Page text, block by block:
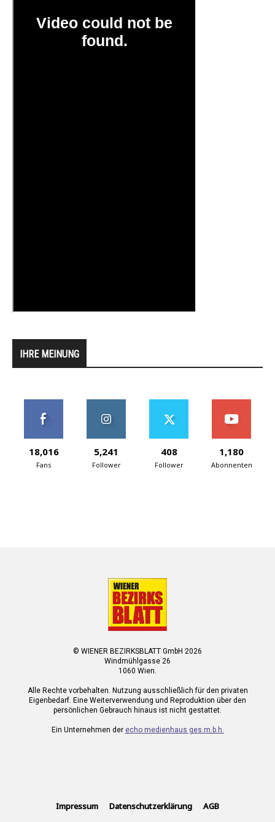
IHRE MEINUNG
18,016
Fans
5,241
Follower
408
Follower
1,180
Abonnenten
© WIENER BEZIRKSBLATT GmbH 2026
Windmühlgasse 26
1060 Wien.
Alle Rechte vorbehalten. Nutzung ausschließlich für den privaten
Eigenbedarf. Eine Weiterverwendung und Reproduktion über den
persönlichen Gebrauch hinaus ist nicht gestattet.
Ein Unternehmen der echo medienhaus ges.m.b.h.
Impressum Datenschutzerklärung AGB